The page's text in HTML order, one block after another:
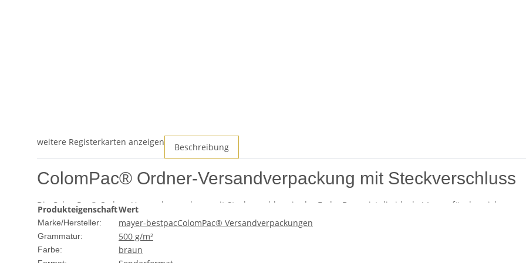
weitere Registerkarten anzeigen Beschreibung
ColomPac® Ordner-Versandverpackung mit Steckverschluss
Die ColomPac® Ordner-Versandverpackung mit Steckverschluss in der Farbe Braun ist die ideale Lösung für den sicheren
Mit den Maßen 322x288x80 mm bietet diese Verpackung ausreichend Platz, um Standardordner sicher zu transportieren.
Unterlagen unversehrt am Ziel ankommen.
Produktspezifikationen
ProdukteigenschaftWert
Marke/Hersteller: mayer-bestpacColomPac® Versandverpackungen
Grammatur: 500 g/m²
Farbe: braun